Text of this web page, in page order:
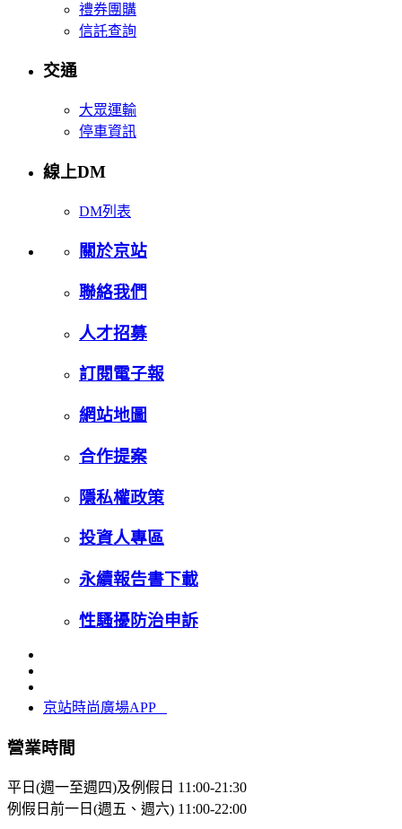
禮券團購
信託查詢
交通
大眾運輸
停車資訊
線上DM
DM列表
關於京站
聯絡我們
人才招募
訂閱電子報
網站地圖
合作提案
隱私權政策
投資人專區
永續報告書下載
性騷擾防治申訴
京站時尚廣場APP
營業時間
平日(週一至週四)及例假日 11:00-21:30
例假日前一日(週五、週六) 11:00-22:00